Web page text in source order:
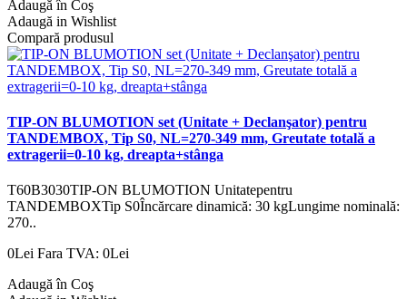
Adaugă în Coş
Adaugă in Wishlist
Compară produsul
TIP-ON BLUMOTION set (Unitate + Declanşator) pentru
TANDEMBOX, Tip S0, NL=270-349 mm, Greutate totală a
extragerii=0-10 kg, dreapta+stânga
T60B3030TIP-ON BLUMOTION Unitatepentru
TANDEMBOXTip S0Încărcare dinamică: 30 kgLungime nominală:
270..
0Lei Fara TVA: 0Lei
Adaugă în Coş